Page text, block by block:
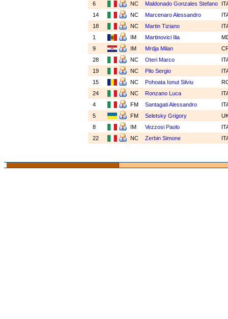
6
NC Maldonado Gonzales Stefano
14
NC Marcenaro Alessandro
18
NC Martin Tiziano
1
IM Martinovici Ilia
9
IM Mrdja Milan
28
NC Oteri Marco
19
NC Pilo Sergio
15
NC Pohoata Ionut Silviu
24
NC Ronzano Luca
4
FM Santagati Alessandro
5
FM Seletsky Grigory
8
IM Vezzosi Paolo
22
NC Zerbin Simone